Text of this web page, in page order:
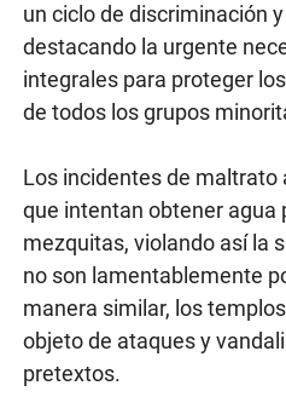
un ciclo de discriminación
destacando la urgente
integrales para proteger
de todos los grupos
Los incidentes de maltrato
que intentan obtener agua
mezquitas, violando así la
no son lamentablemente
manera similar, los
objeto de ataques y
pretextos.